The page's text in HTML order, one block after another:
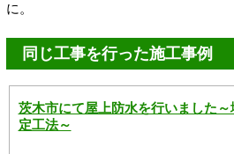
に。
同じ工事を行った施工事例
茨木市にて屋上防水を行いました
定工法～